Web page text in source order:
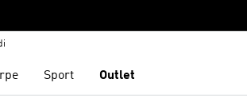
Sport Outlet